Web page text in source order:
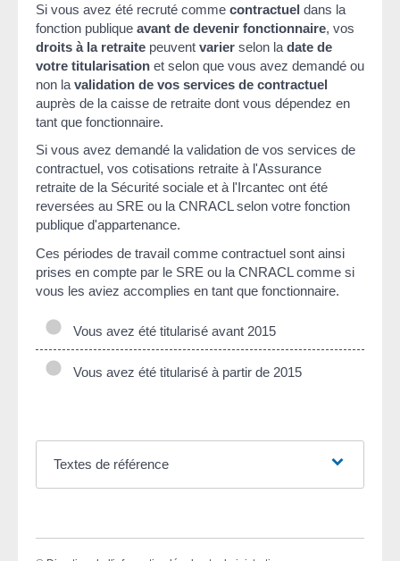
Si vous avez été recruté comme contractuel dans la
fonction publique avant de devenir fonctionnaire, vos
droits à la retraite peuvent varier selon la date de
votre titularisation et selon que vous avez demandé ou
non la validation de vos services de contractuel
auprès de la caisse de retraite dont vous dépendez en
tant que fonctionnaire.
Si vous avez demandé la validation de vos services de
contractuel, vos cotisations retraite à l'Assurance
retraite de la Sécurité sociale et à l'Ircantec ont été
reversées au SRE ou la CNRACL selon votre fonction
publique d'appartenance.
Ces périodes de travail comme contractuel sont ainsi
prises en compte par le SRE ou la CNRACL comme si
vous les aviez accomplies en tant que fonctionnaire.
Vous avez été titularisé avant 2015
Vous avez été titularisé à partir de 2015
Textes de référence